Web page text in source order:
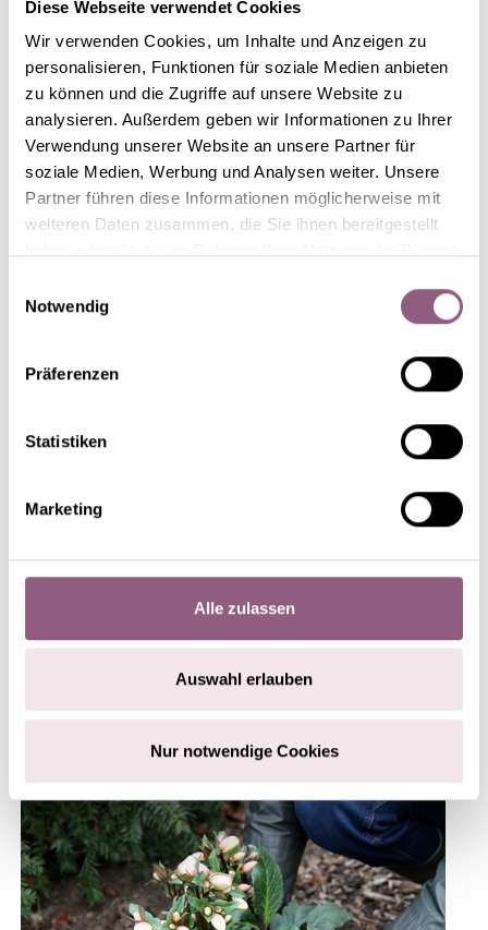
Diese Webseite verwendet Cookies
Wir verwenden Cookies, um Inhalte und Anzeigen zu
personalisieren, Funktionen für soziale Medien anbieten
zu können und die Zugriffe auf unsere Website zu
analysieren. Außerdem geben wir Informationen zu Ihrer
Verwendung unserer Website an unsere Partner für
soziale Medien, Werbung und Analysen weiter. Unsere
Partner führen diese Informationen möglicherweise mit
weiteren Daten zusammen, die Sie ihnen bereitgestellt
Notwendig
Präferenzen
Statistiken
Marketing
Alle zulassen
Auswahl erlauben
Nur notwendige Cookies
Placez la plante dépotée suffisamment en profondeur
afin que la motte soit légèrement recouverte de terre et
avec la main, formez un rebord pour l’arrosage.